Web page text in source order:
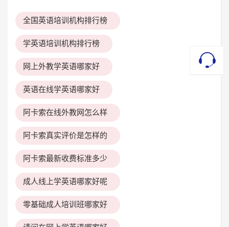
全国英语培训机构排行榜
学英语培训机构排行榜
网上外教学英语哪家好
英语在线学英语哪家好
阿卡索在线外教网怎么样
阿卡索真实评价是怎样的
阿卡索最新收费标准多少
成人线上学英语哪家好呢
零基础成人培训班哪家好